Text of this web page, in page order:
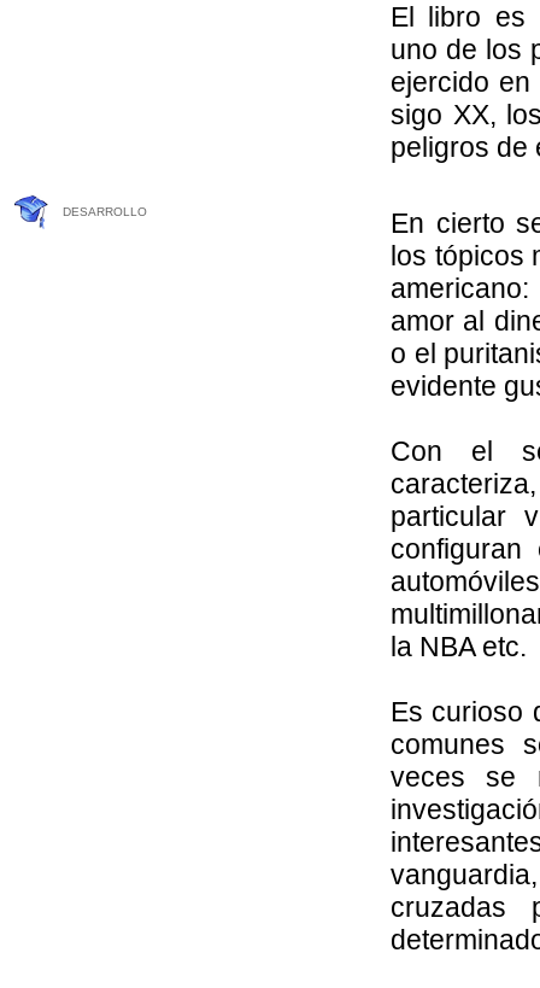
El libro es
uno de los
ejercido
sigo XX,
peligros de
DESARROLLO
En cierto
los tópicos
amor al
o el
evidente
Con el
particular
la NBA etc.
Es curioso
comunes
veces se
cruzadas